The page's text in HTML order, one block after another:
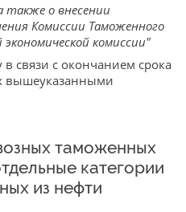
также о внесении
Комиссии Таможенного
комиссии"
связи с окончанием срока
вышеуказанными
таможенных
категории
из нефти